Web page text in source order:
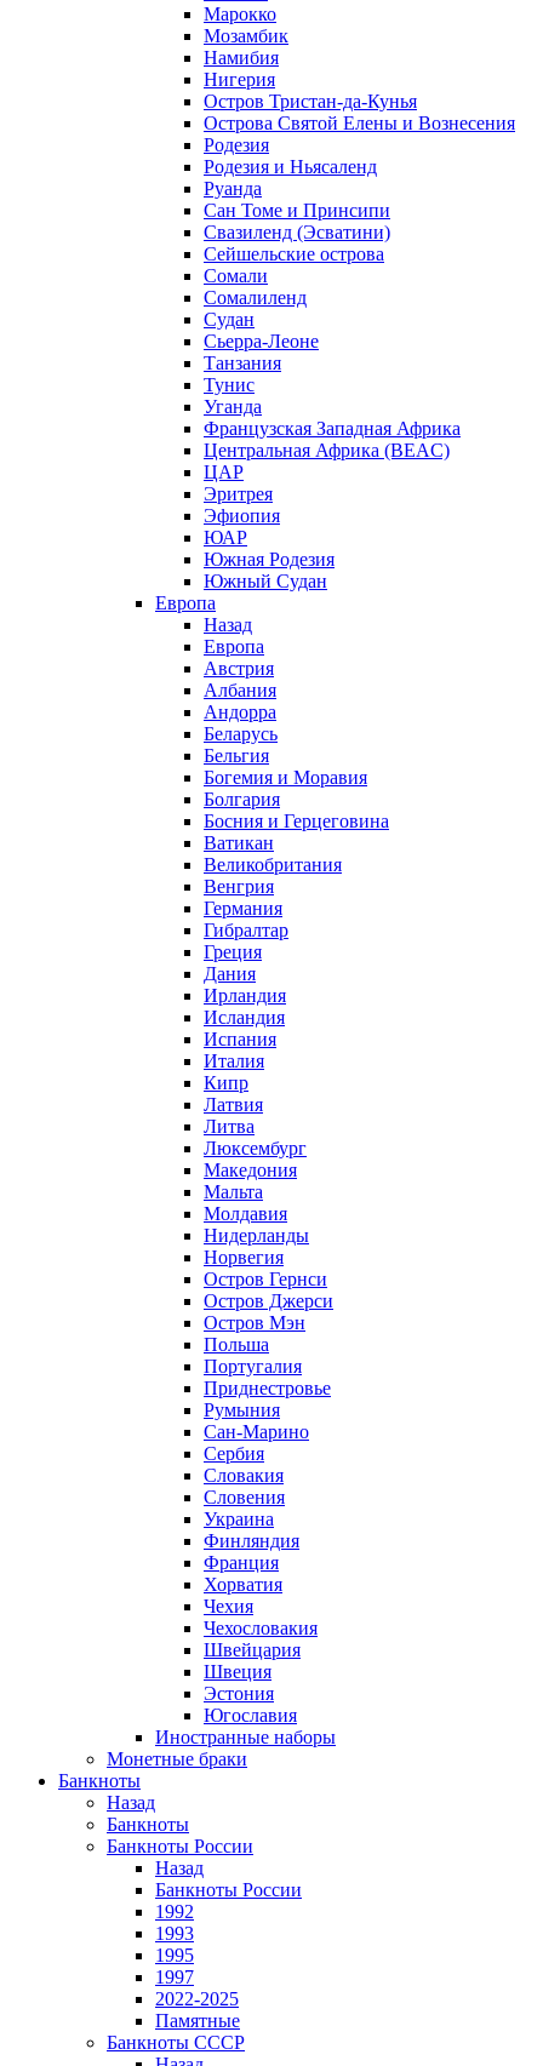
Марокко
Мозамбик
Намибия
Нигерия
Остров Тристан-да-Кунья
Острова Святой Елены и Вознесения
Родезия
Родезия и Ньясаленд
Руанда
Сан Томе и Принсипи
Свазиленд (Эсватини)
Сейшельские острова
Сомали
Сомалиленд
Судан
Сьерра-Леоне
Танзания
Тунис
Уганда
Французская Западная Африка
Центральная Африка (BEAC)
ЦАР
Эритрея
Эфиопия
ЮАР
Южная Родезия
Южный Судан
Европа
Назад
Европа
Австрия
Албания
Андорра
Беларусь
Бельгия
Богемия и Моравия
Болгария
Босния и Герцеговина
Ватикан
Великобритания
Венгрия
Германия
Гибралтар
Греция
Дания
Ирландия
Исландия
Испания
Италия
Кипр
Латвия
Литва
Люксембург
Македония
Мальта
Молдавия
Нидерланды
Норвегия
Остров Гернси
Остров Джерси
Остров Мэн
Польша
Португалия
Приднестровье
Румыния
Сан-Марино
Сербия
Словакия
Словения
Украина
Финляндия
Франция
Хорватия
Чехия
Чехословакия
Швейцария
Швеция
Эстония
Югославия
Иностранные наборы
Монетные браки
Банкноты
Назад
Банкноты
Банкноты России
Назад
Банкноты России
1992
1993
1995
1997
2022-2025
Памятные
Банкноты СССР